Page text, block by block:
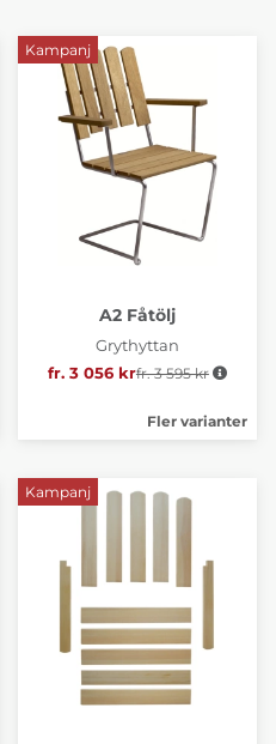
Kampanj
A2 Fåtölj
Grythyttan
fr. 3 056 krOrdinarie pris:
fr. 3 595 kr
Fler varianter
Kampanj